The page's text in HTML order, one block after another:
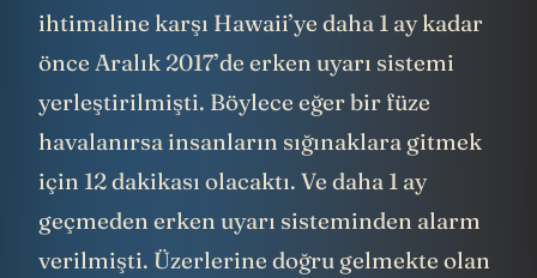
ihtimaline karşı Hawaii’ye daha 1 ay kadar
önce Aralık 2017’de erken uyarı sistemi
yerleştirilmişti. Böylece eğer bir füze
havalanırsa insanların sığınaklara gitmek
için 12 dakikası olacaktı. Ve daha 1 ay
geçmeden erken uyarı sisteminden alarm
verilmişti. Üzerlerine doğru gelmekte olan